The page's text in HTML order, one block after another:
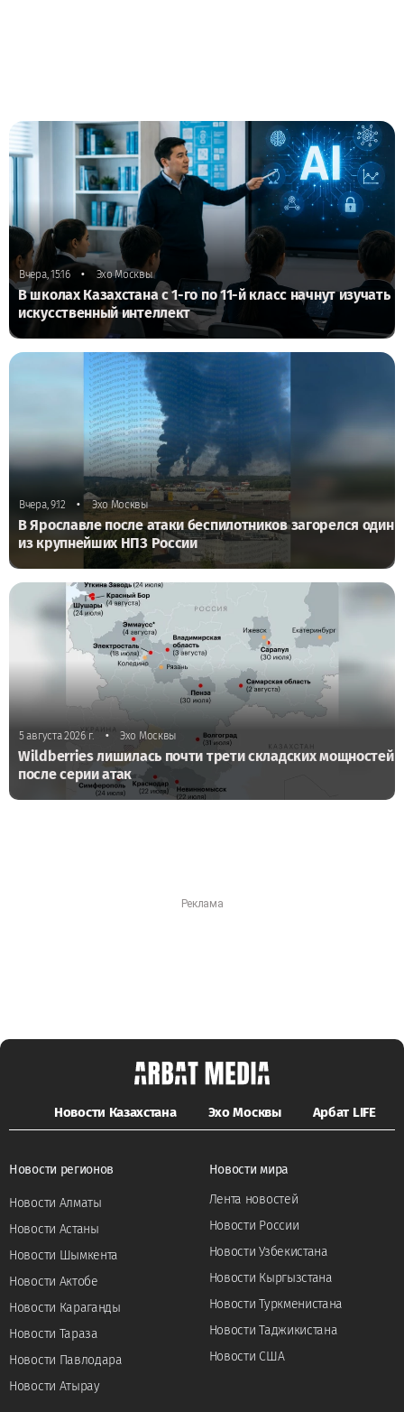
Вчера, 15:16 • Эхо Москвы
В школах Казахстана с 1-го по 11-й класс начнут изучать
искусственный интеллект
Вчера, 9:12 • Эхо Москвы
В Ярославле после атаки беспилотников загорелся один
из крупнейших НПЗ России
5 августа 2026 г. • Эхо Москвы
Wildberries лишилась почти трети складских мощностей
после серии атак
Новости Казахстана Эхо Москвы Арбат LIFE
Новости регионов
Новости Алматы
Новости Астаны
Новости Шымкента
Новости Актобе
Новости Караганды
Новости Тараза
Новости Павлодара
Новости Атырау
Новости мира
Лента новостей
Новости России
Новости Узбекистана
Новости Кыргызстана
Новости Туркменистана
Новости Таджикистана
Новости США